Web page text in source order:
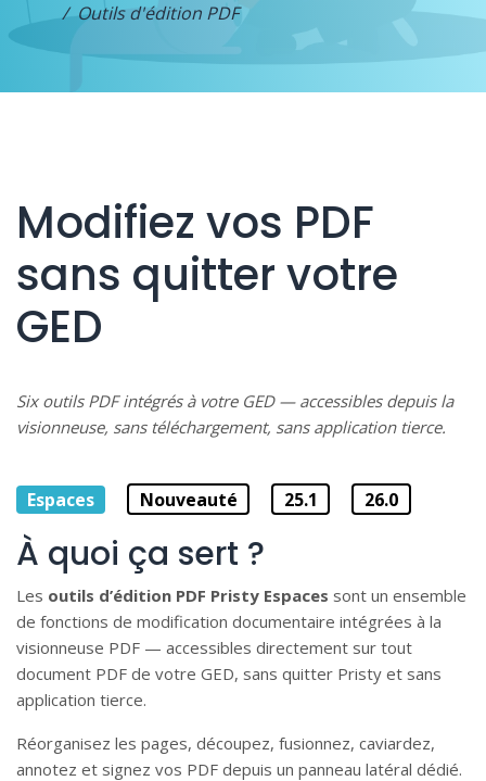
Outils d'édition PDF
Modifiez vos PDF
sans quitter votre
GED
Six outils PDF intégrés à votre GED — accessibles depuis la
visionneuse, sans téléchargement, sans application tierce.
Espaces Nouveauté 25.1 26.0
À quoi ça sert ?
Les outils d’édition PDF Pristy Espaces sont un ensemble
de fonctions de modification documentaire intégrées à la
visionneuse PDF — accessibles directement sur tout
document PDF de votre GED, sans quitter Pristy et sans
application tierce.
Réorganisez les pages, découpez, fusionnez, caviardez,
annotez et signez vos PDF depuis un panneau latéral dédié.